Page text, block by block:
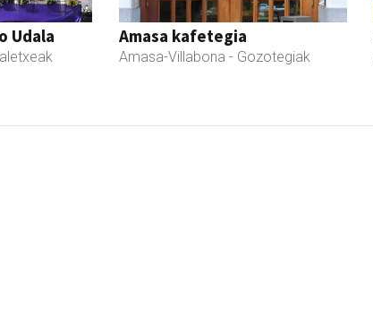
Udala Amasa kafetegia
Amasa-Villabona - Gozotegiak